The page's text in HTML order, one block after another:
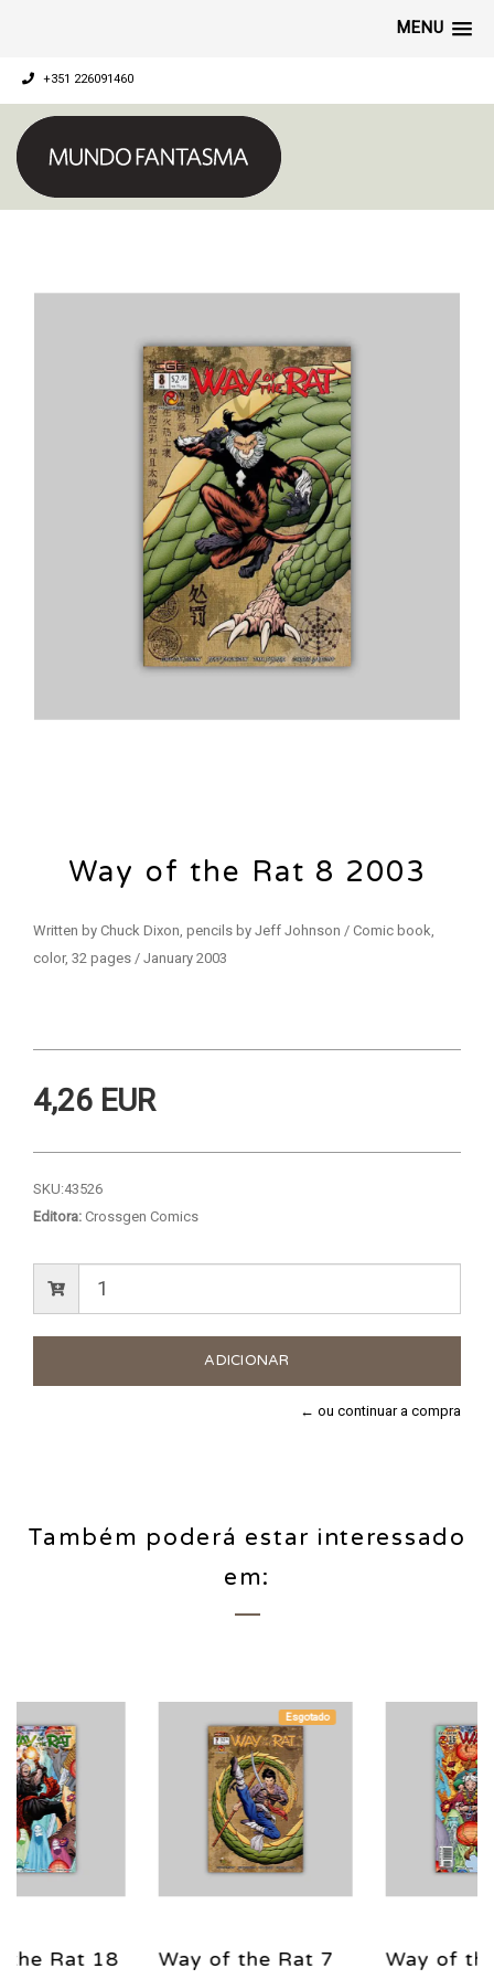
MENU
+351 226091460
Way of the Rat 8 2003
Written by Chuck Dixon, pencils by Jeff Johnson / Comic book,
color, 32 pages / January 2003
4,26 EUR
SKU:43526
Editora: Crossgen Comics
← ou continuar a compra
Também poderá estar interessado
em:
7
Way of the Rat 16
Way of the Rat